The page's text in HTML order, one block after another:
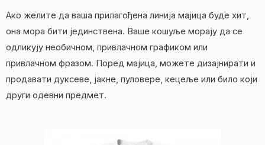
Ако желите да ваша прилагођена линија мајица буде хит,
она мора бити јединствена. Ваше кошуље морају да се
одликују необичном, привлачном графиком или
привлачном фразом. Поред мајица, можете дизајнирати и
продавати дуксеве, јакне, пуловере, кецеље или било који
други одевни предмет.